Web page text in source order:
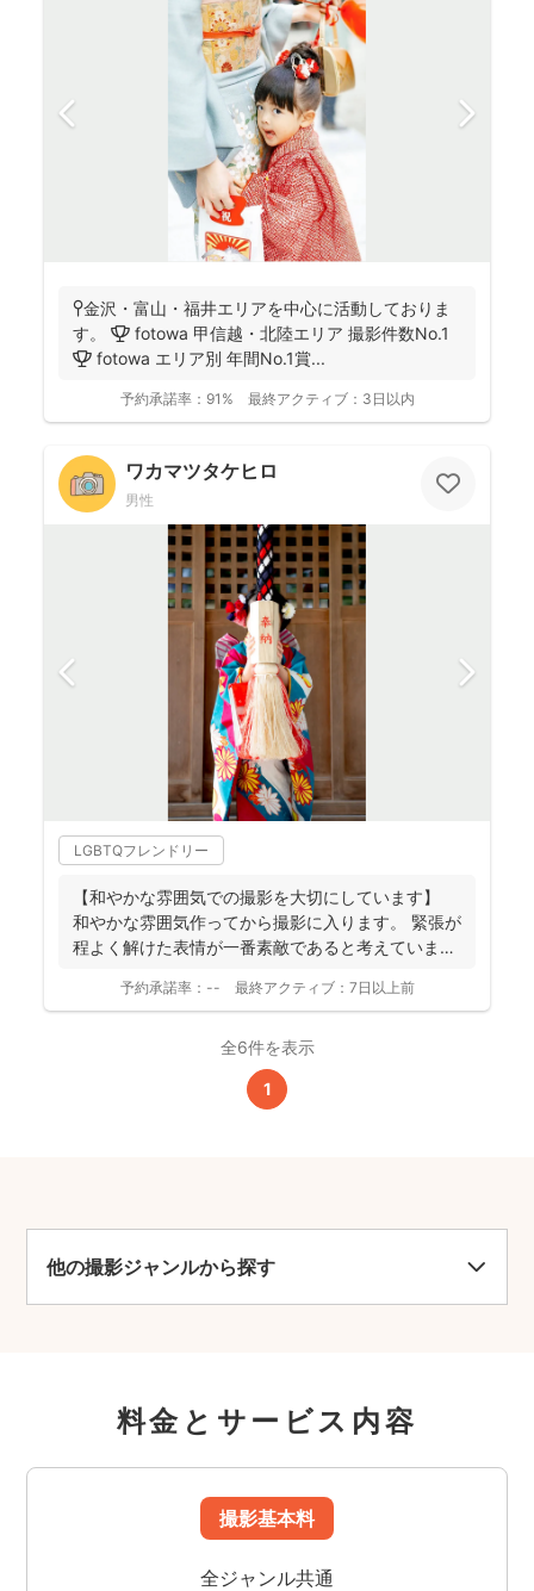
📍金沢・富山・福井エリアを中心に活動しておりま
す。 🏆 fotowa 甲信越・北陸エリア 撮影件数No.1
🏆 fotowa エリア別 年間No.1賞...
予約承諾率： 91% 最終アクティブ： 3日以内
ワカマツタケヒロ
男性
LGBTQフレンドリー
【和やかな雰囲気での撮影を大切にしています】
和やかな雰囲気作ってから撮影に入ります。 緊張が
程よく解けた表情が一番素敵であると考えていま
予約承諾率： -- 最終アクティブ： 7日以上前
全6件を表示
1
他の撮影ジャンルから探す
料金とサービス内容
撮影基本料
全ジャンル共通